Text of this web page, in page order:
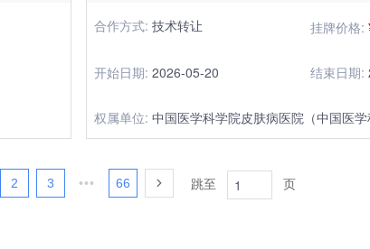
合作方式: 技术转让 挂牌价格:
开始日期: 2026-05-20 结束日期:
权属单位: 中国医学科学院皮肤病医院（中国医学
2 3 66 跳至 页